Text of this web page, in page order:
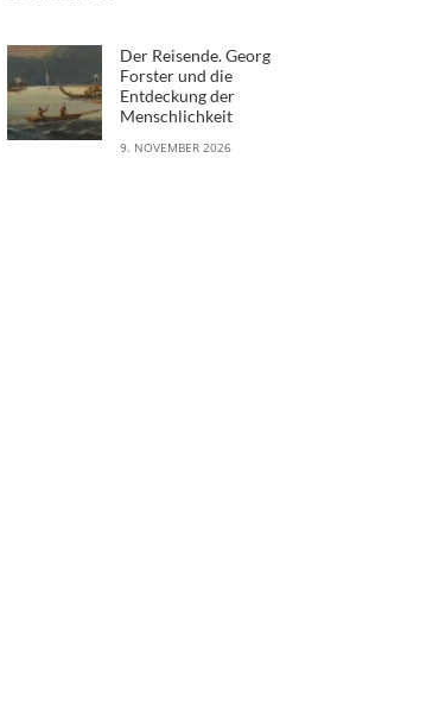
Der Reisende. Georg
Forster und die
Entdeckung der
Menschlichkeit
9. NOVEMBER 2026